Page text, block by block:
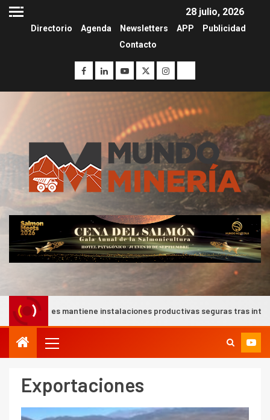
28 julio, 2026
Directorio Agenda Newsletters APP
Publicidad
Contacto
mantiene instalaciones productivas seguras tras intensas lluvias en
Exportaciones